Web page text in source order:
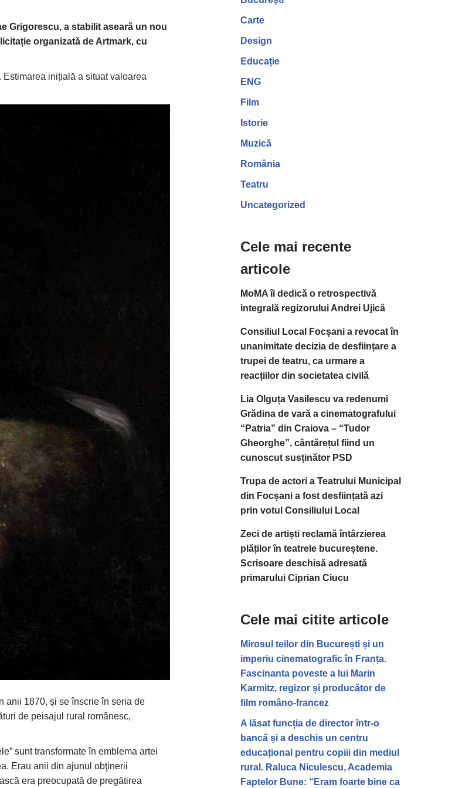
Grigorescu, a stabilit aseară un nou
organizată de Artmark, cu
inițială a situat valoarea
anii 1870, și se înscrie în seria de
de peisajul rural românesc,
sunt transformate în emblema artei
Erau anii din ajunul obţinerii
era preocupată de pregătirea
Carte
Design
Educație
ENG
Film
Istorie
Muzică
România
Teatru
Uncategorized
Cele mai recente
articole
MoMA îi dedică o retrospectivă
integrală regizorului Andrei Ujică
Consiliul Local Focșani a revocat în
unanimitate decizia de desființare a
trupei de teatru, ca urmare a
reacțiilor din societatea civilă
Lia Olguța Vasilescu va redenumi
Grădina de vară a cinematografului
“Patria” din Craiova – “Tudor
Gheorghe”, cântărețul fiind un
cunoscut susținător PSD
Trupa de actori a Teatrului Municipal
din Focșani a fost desființată azi
prin votul Consiliului Local
Zeci de artiști reclamă întârzierea
plăților în teatrele bucureștene.
Scrisoare deschisă adresată
primarului Ciprian Ciucu
Cele mai citite articole
Mirosul teilor din București și un
imperiu cinematografic în Franța.
Fascinanta poveste a lui Marin
Karmitz, regizor și producător de
film româno-francez
A lăsat funcția de director într-o
bancă și a deschis un centru
educațional pentru copiii din mediul
rural. Raluca Niculescu, Academia
Faptelor Bune: “Eram foarte bine ca